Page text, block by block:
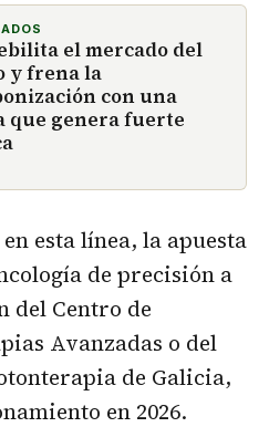
el mercado del
y frena la
con una
que genera fuerte
esta línea, la apuesta
de precisión a
del Centro de
Avanzadas o del
de Galicia,
en 2026.